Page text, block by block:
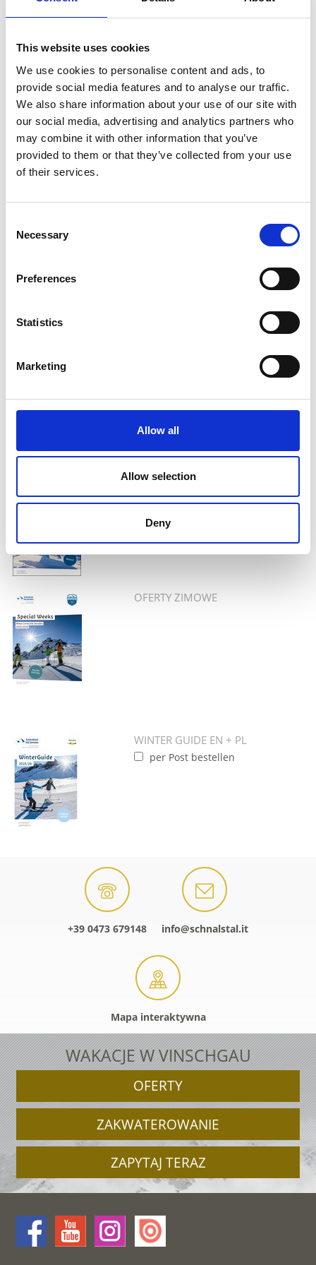
This website uses cookies
We use cookies to personalise content and ads, to
provide social media features and to analyse our traffic.
We also share information about your use of our site with
our social media, advertising and analytics partners who
may combine it with other information that you’ve
provided to them or that they’ve collected from your use
of their services.
Selection
Necessary
Preferences
Statistics
Marketing
Allow all
Allow selection
Deny
ODZNAKA TURYSTYCZNA
per Post bestellen
Blätterkatalog online anschauen
WSKAZÓWKI DOTYCZĄCE
SKITURINGU
OFERTY ZIMOWE
WINTER GUIDE EN + PL
per Post bestellen
+39 0473 679148 info@schnalstal.it
Mapa interaktywna
WAKACJE W VINSCHGAU
OFERTY
ZAKWATEROWANIE
ZAPYTAJ TERAZ